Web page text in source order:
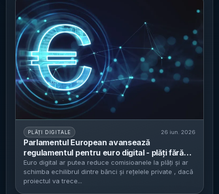
PLĂȚI DIGITALE 26 iun. 2026
Parlamentul European avansează
regulamentul pentru euro digital - plăți fără
comisioane pentru utilizatori și plafon de
3.000–4.000 euro în portofel
Euro digital ar putea reduce comisioanele la plăți și ar
schimba echilibrul dintre bănci și rețelele private , dacă
proiectul va trece...